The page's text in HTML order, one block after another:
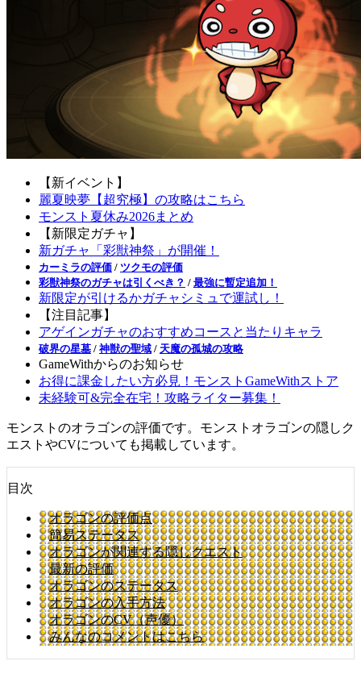
【新イベント】
麗夏映夢【超究極】の攻略はこちら
モンスト夏休み2026まとめ
【新限定ガチャ】
新ガチャ「彩獣神祭」が開催！
カーミラの評価 / ツクモの評価
彩獣神祭のガチャは引くべき？ / 最強に暫定追加！
新限定が引けるかガチャシミュで運試し！
【注目記事】
アゲインガチャのおすすめコースと当たりキャラ
破界の星墓 / 神獣の聖域 / 天魔の孤城の攻略
GameWithからのお知らせ
お得に課金したい方必見！モンストGameWithストア
未経験可&完全在宅！攻略ライター募集！
モンストのオラゴンの評価です。モンストオラゴンの隠しク
エストやCVについても掲載しています。
目次
オラゴンの評価点
簡易ステータス
オラゴンが関連する隠しクエスト
最新の評価
オラゴンのステータス
オラゴンの入手方法
オラゴンのCV（声優）
みんなのコメントはこちら